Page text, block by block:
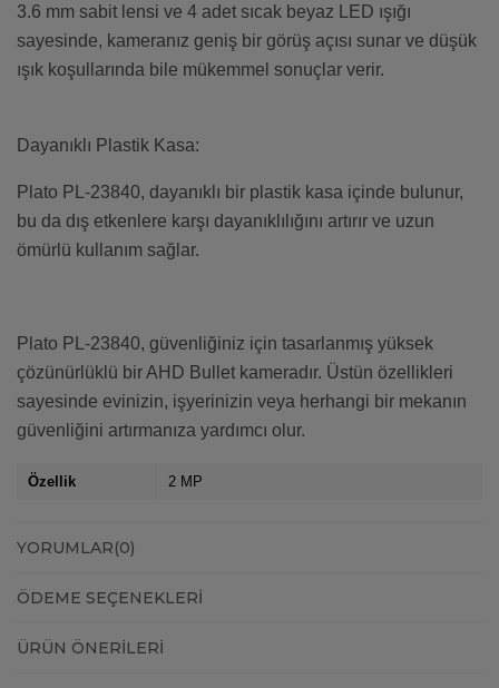
3.6 mm sabit lensi ve 4 adet sıcak beyaz LED ışığı
sayesinde, kameranız geniş bir görüş açısı sunar ve düşük
ışık koşullarında bile mükemmel sonuçlar verir.
Dayanıklı Plastik Kasa:
Plato PL-23840, dayanıklı bir plastik kasa içinde bulunur,
bu da dış etkenlere karşı dayanıklılığını artırır ve uzun
ömürlü kullanım sağlar.
Plato PL-23840, güvenliğiniz için tasarlanmış yüksek
çözünürlüklü bir AHD Bullet kameradır. Üstün özellikleri
sayesinde evinizin, işyerinizin veya herhangi bir mekanın
güvenliğini artırmanıza yardımcı olur.
Özellik 2 MP
YORUMLAR(0)
ÖDEME SEÇENEKLERI
ÜRÜN ÖNERILERI